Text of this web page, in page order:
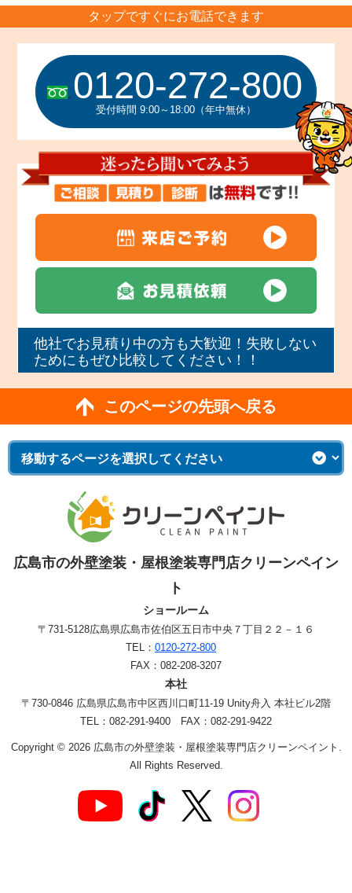
タップですぐにお電話できます
0120-272-800
受付時間 9:00～18:00（年中無休）
他社でお見積り中の方も大歓迎！失敗しない
ためにもぜひ比較してください！！
このページの先頭へ戻る
広島市の外壁塗装・屋根塗装専門店クリーンペイン
ト
ショールーム
〒731-5128広島県広島市佐伯区五日市中央７丁目２２－１６
TEL： 0120-272-800
FAX：082-208-3207
本社
〒730-0846 広島県広島市中区西川口町11-19 Unity舟入 本社ビル2階
TEL：082-291-9400 FAX：082-291-9422
Copyright © 2026 広島市の外壁塗装・屋根塗装専門店クリーンペイント.
All Rights Reserved.